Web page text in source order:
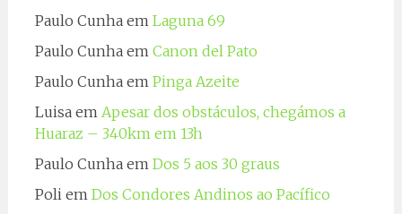
Paulo Cunhaem Laguna 69
Paulo Cunhaem Canon del Pato
Paulo Cunhaem Pinga Azeite
Luisaem Apesar dos obstáculos, chegámos a
Huaraz – 340km em 13h
Paulo Cunhaem Dos 5 aos 30 graus
Poli em Dos Condores Andinos ao Pacífico